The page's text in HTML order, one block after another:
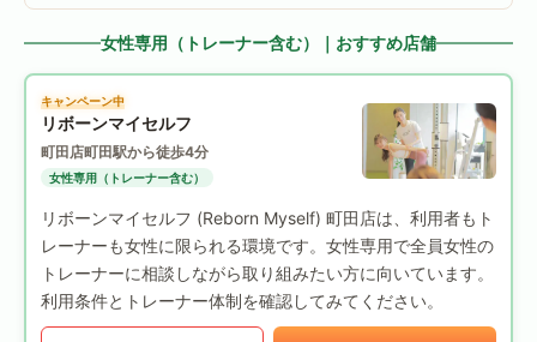
女性専用（トレーナー含む）｜おすすめ店舗
キャンペーン中
リボーンマイセルフ
町田店町田駅から徒歩4分
女性専用（トレーナー含む）
リボーンマイセルフ (Reborn Myself) 町田店は、利用者もト
レーナーも女性に限られる環境です。女性専用で全員女性の
トレーナーに相談しながら取り組みたい方に向いています。
利用条件とトレーナー体制を確認してみてください。